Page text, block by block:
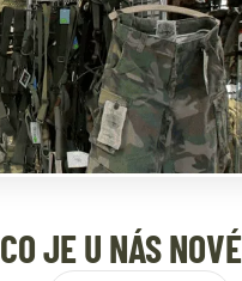
CO JE U NÁS